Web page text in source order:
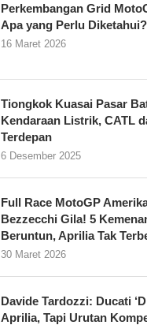
Perkembangan Grid
Apa yang Perlu Diketahui?
16 Maret 2026
Tiongkok Kuasai Pasar
Kendaraan Listrik, CATL
Terdepan
6 Desember 2025
Full Race MotoGP
Bezzecchi Gila! 5
Beruntun, Aprilia Tak
30 Maret 2026
Davide Tardozzi: Ducati
Aprilia, Tapi Urutan